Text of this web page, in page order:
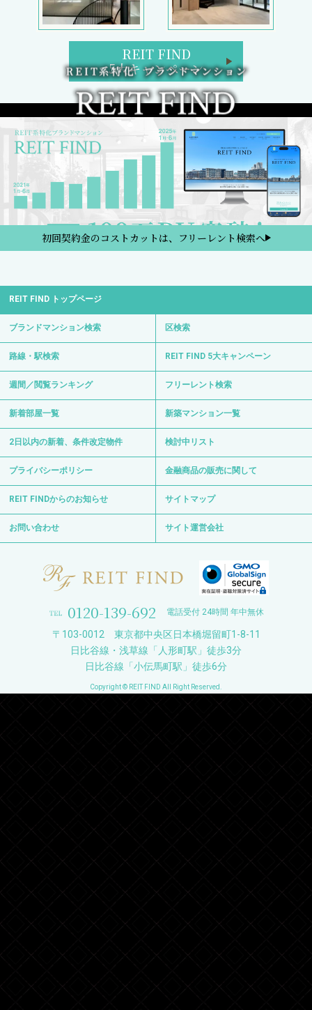
REIT FIND
5大キャンペーン
初回契約金のコストカットは、フリーレント検索へ
REIT FIND トップページ
ブランドマンション検索 区検索
路線・駅検索 REIT FIND 5大キャンペーン
週間／閲覧ランキング フリーレント検索
新着部屋一覧 新築マンション一覧
2日以内の新着、条件改定物件 検討中リスト
プライバシーポリシー 金融商品の販売に関して
REIT FINDからのお知らせ サイトマップ
お問い合わせ サイト運営会社
0120-139-692 電話受付 24時間 年中無休
〒103-0012 東京都中央区日本橋堀留町1-8-11
日比谷線・浅草線「人形町駅」徒歩3分
日比谷線「小伝馬町駅」徒歩6分
Copyright © REIT FIND All Right Reserved.